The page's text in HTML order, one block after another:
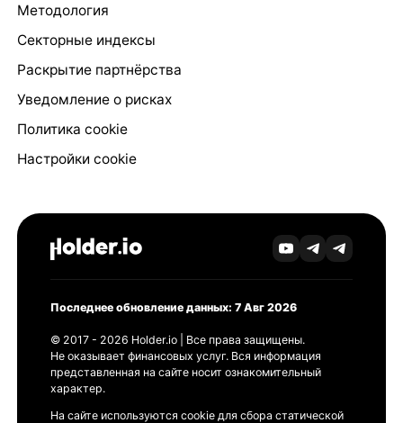
Методология
Секторные индексы
Раскрытие партнёрства
Уведомление о рисках
Политика cookie
Настройки cookie
Последнее обновление данных: 7 Авг 2026
© 2017 - 2026 Holder.io | Все права защищены.
Не оказывает финансовых услуг. Вся информация
представленная на сайте носит ознакомительный
характер.
На сайте используются cookie для сбора статической